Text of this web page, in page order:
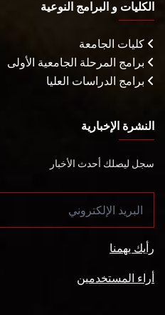
الكليات و البرامج النوعية
كليات الجامعة
برامج المرحلة الجامعية الأولى
برامج الدراسات العليا
النشرة الإخبارية
سجل ليصلك أحدث الأخبار
رأيك يهمنا
أراء المستخدمين